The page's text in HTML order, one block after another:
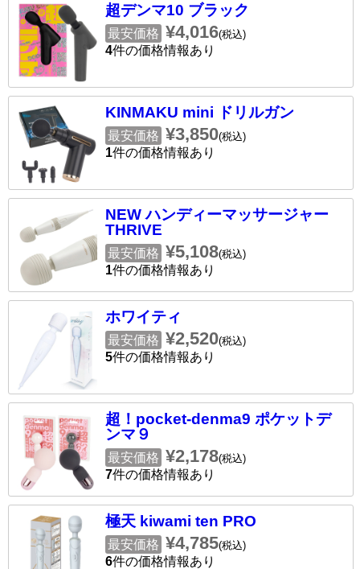
超デンマ10 ブラック
最安価格 ¥4,016(税込)
4件の価格情報あり
KINMAKU mini ドリルガン
最安価格 ¥3,850(税込)
1件の価格情報あり
NEW ハンディーマッサージャー
THRIVE
最安価格 ¥5,108(税込)
1件の価格情報あり
ホワイティ
最安価格 ¥2,520(税込)
5件の価格情報あり
超！pocket-denma9 ポケットデ
ンマ９
最安価格 ¥2,178(税込)
7件の価格情報あり
極天 kiwami ten PRO
最安価格 ¥4,785(税込)
6件の価格情報あり